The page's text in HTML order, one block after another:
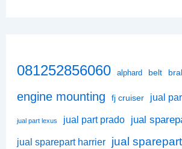
081252856060 alphard belt
engine mounting fj cruiser jual
jual part lexus jual part prado jual
jual sparepart harrier
jual